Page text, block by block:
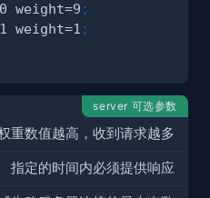
weight=9 ;
weight=1 ;
server 可选参数
重数值越高，收到请求越多
指定的时间内必须提供响应